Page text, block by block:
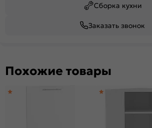
Сборка кухни
Заказать звонок
Похожие товары